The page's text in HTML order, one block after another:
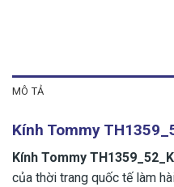
MÔ TẢ
Kính Tommy
Kính Tommy
của thời trang quốc tế làm